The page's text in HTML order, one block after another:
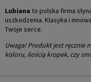
Lubiana to polska firma
uszkodzenia. Klasyka i
Twoje serce.
Uwaga! Produkt jest ręcznie
koloru, ilością kropek, czy